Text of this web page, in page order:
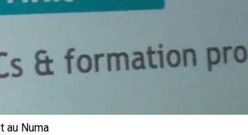
au Numa